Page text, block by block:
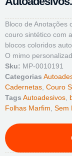
Bloco de Anotações
couro sintético com
blocos coloridos
O mimo
Sku: MP-0010191
Categorias
Cadernetas Couro
Tags Autoadesivos
Folhas Marfim Sem